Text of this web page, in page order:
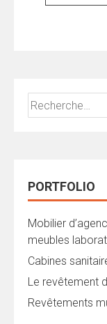
Rechercher :
PORTFOLIO
Mobilier
meubles
Cabines
Le revêtement
Revêtements